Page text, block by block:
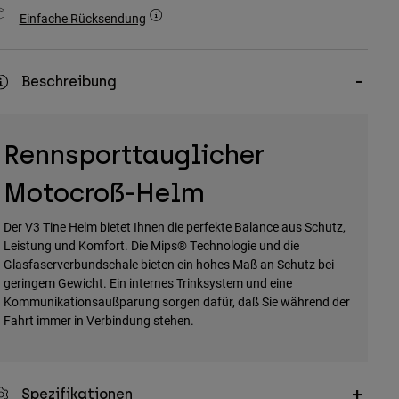
Einfache Rücksendung
Beschreibung
Rennsporttauglicher
Motocroß-Helm
Der V3 Tine Helm bietet Ihnen die perfekte Balance aus Schutz,
Leistung und Komfort. Die Mips® Technologie und die
Glasfaserverbundschale bieten ein hohes Maß an Schutz bei
geringem Gewicht. Ein internes Trinksystem und eine
Kommunikationsaußparung sorgen dafür, daß Sie während der
Fahrt immer in Verbindung stehen.
Spezifikationen